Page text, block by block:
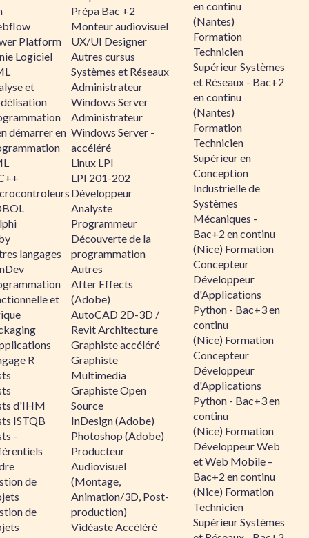
Platform
Logiciel
et
démarrer en
langages
et
R
d'IHM
ISTQB
-
de
de
Prépa Bac +2
Monteur audiovisuel
UX/UI Designer
Autres cursus
Systèmes et Réseaux
Administrateur
Windows Server
Administrateur
Windows Server -
accéléré
Linux LPI
LPI 201-202
Développeur
Analyste
Programmeur
Découverte de la
programmation
Autres
After Effects
(Adobe)
AutoCAD 2D-3D /
Revit Architecture
Graphiste accéléré
Graphiste
Multimedia
Graphiste Open
Source
InDesign (Adobe)
Photoshop (Adobe)
Producteur
Audiovisuel
(Montage,
Animation/3D, Post-
production)
Vidéaste Accéléré
en continu
(Nantes)
Formation
Technicien
Supérieur Systèmes
et Réseaux - Bac+2
en continu
(Nantes)
Formation
Technicien
Supérieur en
Conception
Industrielle de
Systèmes
Mécaniques -
Bac+2 en continu
(Nice) Formation
Concepteur
Développeur
d'Applications
Python - Bac+3 en
continu
(Nice) Formation
Concepteur
Développeur
d'Applications
Python - Bac+3 en
continu
(Nice) Formation
Développeur Web
et Web Mobile –
Bac+2 en continu
(Nice) Formation
Technicien
Supérieur Systèmes